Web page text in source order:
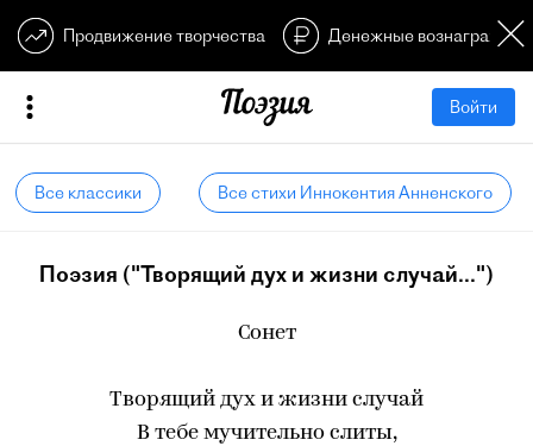
Продвижение творчества Денежные
Войти
Все классики Все стихи Иннокентия Анненского
Поэзия ("Творящий дух и жизни случай...")
Сонет
Творящий дух и жизни случай
В тебе мучительно слиты,